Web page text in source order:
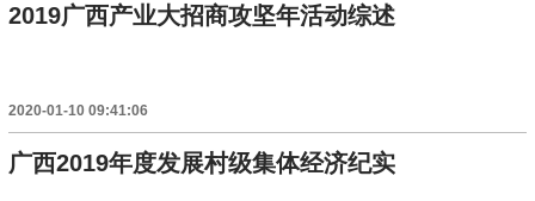
2019广西产业大招商攻坚年活动综述
2020-01-10 09:41:06
广西2019年度发展村级集体经济纪实